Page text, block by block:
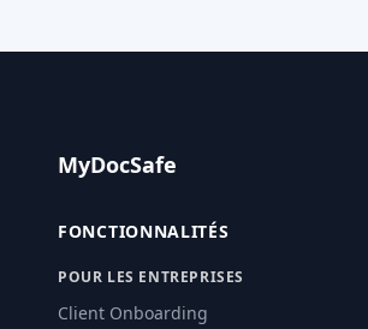
MyDocSafe
FONCTIONNALITÉS
POUR LES ENTREPRISES
Client Onboarding